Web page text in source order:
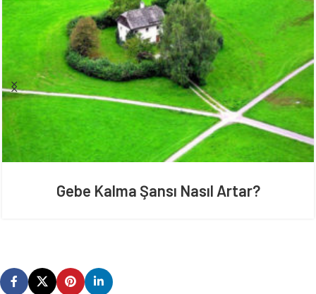
Gebe Kalma Şansı Nasıl Artar?